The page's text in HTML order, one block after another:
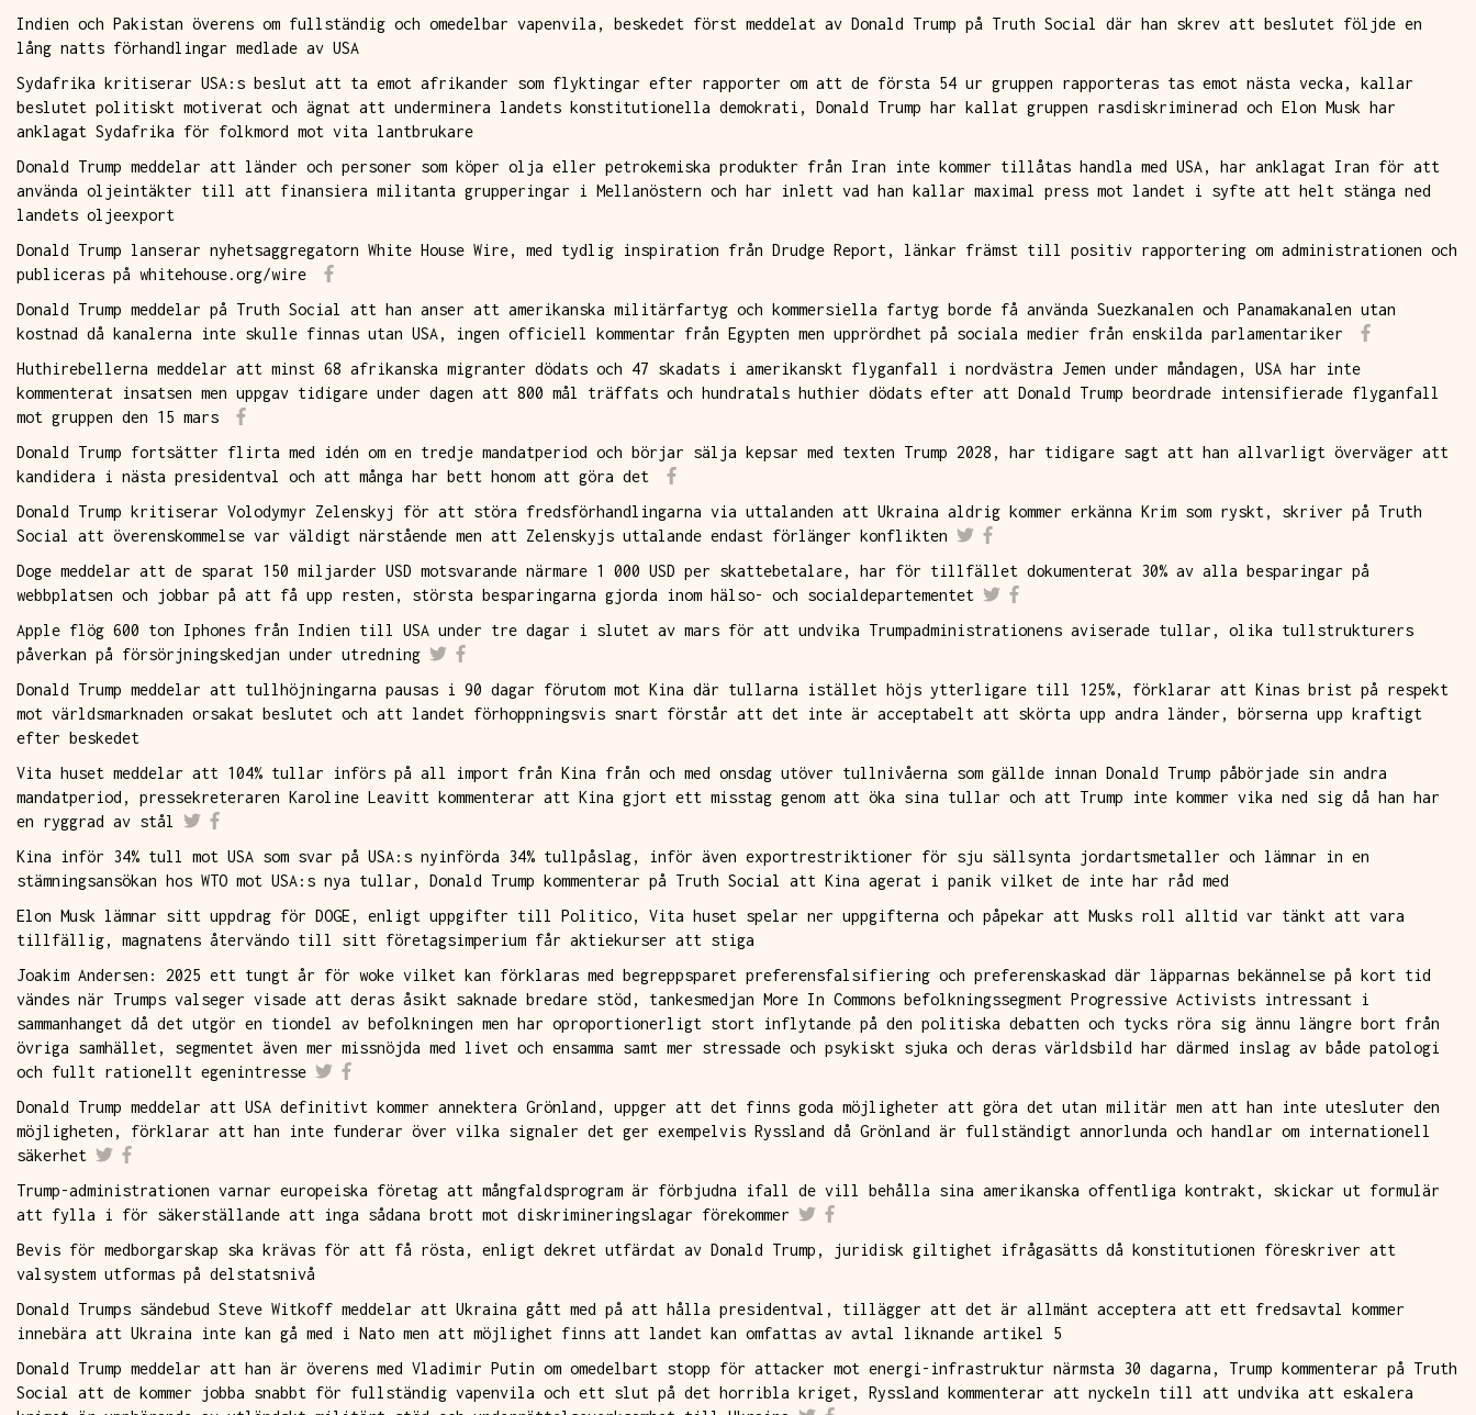
Indien och Pakistan överens om fullständig och omedelbar vapenvila, beskedet först meddelat av Donald Trump på Truth Social där han skrev att beslutet följde en
lång natts förhandlingar medlade av USA
Sydafrika kritiserar USA:s beslut att ta emot afrikander som flyktingar efter rapporter om att de första 54 ur gruppen rapporteras tas emot nästa vecka, kallar
beslutet politiskt motiverat och ägnat att underminera landets konstitutionella demokrati, Donald Trump har kallat gruppen rasdiskriminerad och Elon Musk har
anklagat Sydafrika för folkmord mot vita lantbrukare
Donald Trump meddelar att länder och personer som köper olja eller petrokemiska produkter från Iran inte kommer tillåtas handla med USA, har anklagat Iran för att
använda oljeintäkter till att finansiera militanta grupperingar i Mellanöstern och har inlett vad han kallar maximal press mot landet i syfte att helt stänga ned
landets oljeexport
Donald Trump lanserar nyhetsaggregatorn White House Wire, med tydlig inspiration från Drudge Report, länkar främst till positiv rapportering om administrationen och
publiceras på whitehouse.org/wire
Donald Trump meddelar på Truth Social att han anser att amerikanska militärfartyg och kommersiella fartyg borde få använda Suezkanalen och Panamakanalen utan
kostnad då kanalerna inte skulle finnas utan USA, ingen officiell kommentar från Egypten men upprördhet på sociala medier från enskilda parlamentariker
Huthirebellerna meddelar att minst 68 afrikanska migranter dödats och 47 skadats i amerikanskt flyganfall i nordvästra Jemen under måndagen, USA har inte
kommenterat insatsen men uppgav tidigare under dagen att 800 mål träffats och hundratals huthier dödats efter att Donald Trump beordrade intensifierade flyganfall
mot gruppen den 15 mars
Donald Trump fortsätter flirta med idén om en tredje mandatperiod och börjar sälja kepsar med texten Trump 2028, har tidigare sagt att han allvarligt överväger att
kandidera i nästa presidentval och att många har bett honom att göra det
Donald Trump kritiserar Volodymyr Zelenskyj för att störa fredsförhandlingarna via uttalanden att Ukraina aldrig kommer erkänna Krim som ryskt, skriver på Truth
Social att överenskommelse var väldigt närstående men att Zelenskyjs uttalande endast förlänger konflikten
Doge meddelar att de sparat 150 miljarder USD motsvarande närmare 1 000 USD per skattebetalare, har för tillfället dokumenterat 30% av alla besparingar på
webbplatsen och jobbar på att få upp resten, största besparingarna gjorda inom hälso- och socialdepartementet
Apple flög 600 ton Iphones från Indien till USA under tre dagar i slutet av mars för att undvika Trumpadministrationens aviserade tullar, olika tullstrukturers
påverkan på försörjningskedjan under utredning
Donald Trump meddelar att tullhöjningarna pausas i 90 dagar förutom mot Kina där tullarna istället höjs ytterligare till 125%, förklarar att Kinas brist på respekt
mot världsmarknaden orsakat beslutet och att landet förhoppningsvis snart förstår att det inte är acceptabelt att skörta upp andra länder, börserna upp kraftigt
efter beskedet
Vita huset meddelar att 104% tullar införs på all import från Kina från och med onsdag utöver tullnivåerna som gällde innan Donald Trump påbörjade sin andra
mandatperiod, pressekreteraren Karoline Leavitt kommenterar att Kina gjort ett misstag genom att öka sina tullar och att Trump inte kommer vika ned sig då han har
en ryggrad av stål
Kina inför 34% tull mot USA som svar på USA:s nyinförda 34% tullpåslag, inför även exportrestriktioner för sju sällsynta jordartsmetaller och lämnar in en
stämningsansökan hos WTO mot USA:s nya tullar, Donald Trump kommenterar på Truth Social att Kina agerat i panik vilket de inte har råd med
Elon Musk lämnar sitt uppdrag för DOGE, enligt uppgifter till Politico, Vita huset spelar ner uppgifterna och påpekar att Musks roll alltid var tänkt att vara
tillfällig, magnatens återvändo till sitt företagsimperium får aktiekurser att stiga
Joakim Andersen: 2025 ett tungt år för woke vilket kan förklaras med begreppsparet preferensfalsifiering och preferenskaskad där läpparnas bekännelse på kort tid
vändes när Trumps valseger visade att deras åsikt saknade bredare stöd, tankesmedjan More In Commons befolkningssegment Progressive Activists intressant i
sammanhanget då det utgör en tiondel av befolkningen men har oproportionerligt stort inflytande på den politiska debatten och tycks röra sig ännu längre bort från
övriga samhället, segmentet även mer missnöjda med livet och ensamma samt mer stressade och psykiskt sjuka och deras världsbild har därmed inslag av både patologi
och fullt rationellt egenintresse
Donald Trump meddelar att USA definitivt kommer annektera Grönland, uppger att det finns goda möjligheter att göra det utan militär men att han inte utesluter den
möjligheten, förklarar att han inte funderar över vilka signaler det ger exempelvis Ryssland då Grönland är fullständigt annorlunda och handlar om internationell
säkerhet
Trump-administrationen varnar europeiska företag att mångfaldsprogram är förbjudna ifall de vill behålla sina amerikanska offentliga kontrakt, skickar ut formulär
att fylla i för säkerställande att inga sådana brott mot diskrimineringslagar förekommer
Bevis för medborgarskap ska krävas för att få rösta, enligt dekret utfärdat av Donald Trump, juridisk giltighet ifrågasätts då konstitutionen föreskriver att
valsystem utformas på delstatsnivå
Donald Trumps sändebud Steve Witkoff meddelar att Ukraina gått med på att hålla presidentval, tillägger att det är allmänt acceptera att ett fredsavtal kommer
innebära att Ukraina inte kan gå med i Nato men att möjlighet finns att landet kan omfattas av avtal liknande artikel 5
Donald Trump meddelar att han är överens med Vladimir Putin om omedelbart stopp för attacker mot energi-infrastruktur närmsta 30 dagarna, Trump kommenterar på Truth
Social att de kommer jobba snabbt för fullständig vapenvila och ett slut på det horribla kriget, Ryssland kommenterar att nyckeln till att undvika att eskalera